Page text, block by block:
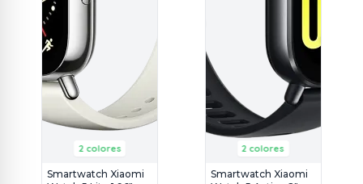
2 colores
Smartwatch Xiaomi
2 colores
Smartwatch Xiaomi